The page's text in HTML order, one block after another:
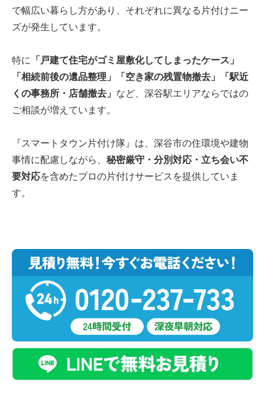
で幅広い暮らし方があり、それぞれに異なる片付けニー
ズが発生しています。
特に
「戸建て住宅がゴミ屋敷化してしまったケース」
「相続前後の遺品整理」「空き家の残置物撤去」「駅近
くの事務所・店舗撤去」 など、深谷駅エリアならではの
ご相談が増えています。
『スマートタウン片付け隊』は、深谷市の住環境や建物
事情に配慮しながら、 秘密厳守・分別対応・立ち会い不
要対応を含めたプロの片付けサービスを提供していま
す。